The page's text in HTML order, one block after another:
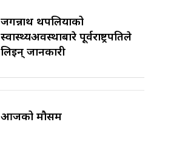
जगन्नाथ थपलियाको
स्वास्थ्यअवस्थाबारे पूर्वराष्ट्रपतिले
लिइन् जानकारी
आजको मौसम